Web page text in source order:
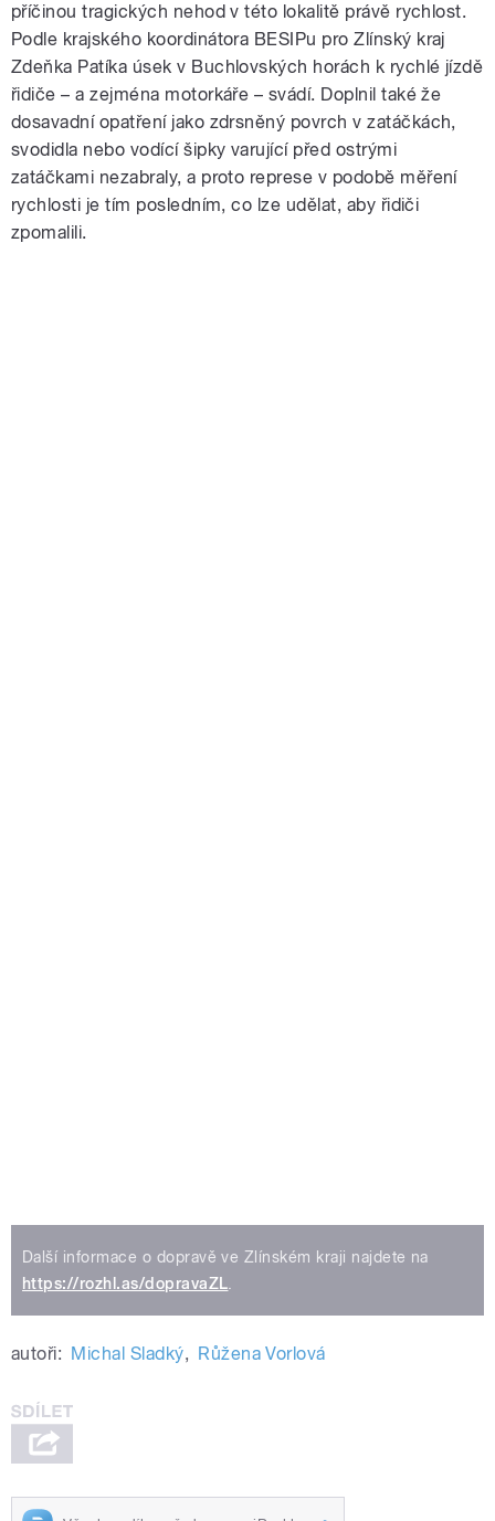
příčinou tragických nehod v této lokalitě právě rychlost.
Podle krajského koordinátora BESIPu pro Zlínský kraj
Zdeňka Patíka úsek v Buchlovských horách k rychlé jízdě
řidiče – a zejména motorkáře – svádí. Doplnil také že
dosavadní opatření jako zdrsněný povrch v zatáčkách,
svodidla nebo vodící šipky varující před ostrými
zatáčkami nezabraly, a proto represe v podobě měření
rychlosti je tím posledním, co lze udělat, aby řidiči
zpomalili.
Další informace o dopravě ve Zlínském kraji najdete na
https://rozhl.as/dopravaZL
autoři: Michal Sladký, Růžena Vorlová